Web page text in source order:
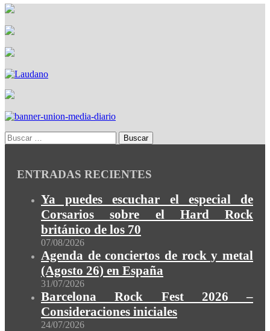
ENTRADAS RECIENTES
Ya puedes escuchar el especial de
Corsarios sobre el Hard Rock
británico de los 70
07/08/2026
Agenda de conciertos de rock y metal
(Agosto 26) en España
31/07/2026
Barcelona Rock Fest 2026 –
Consideraciones iniciales
24/07/2026